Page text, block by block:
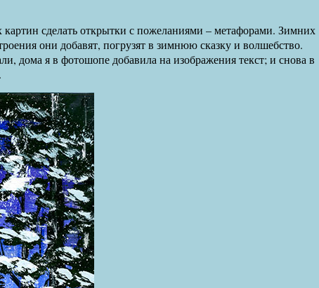
картин сделать открытки с пожеланиями – метафорами. Зимних
они добавят, погрузят в зимнюю сказку и волшебство.
дома я в фотошопе добавила на изображения текст; и снова в